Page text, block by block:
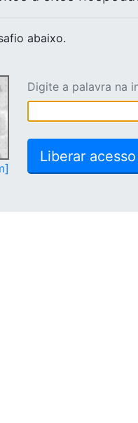
abaixo.
Digite a palavra na